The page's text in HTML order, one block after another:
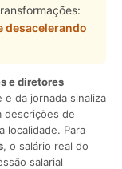
desacelerando
e diretores
e da jornada sinaliza
descrições de
localidade. Para
, o salário real do
salarial